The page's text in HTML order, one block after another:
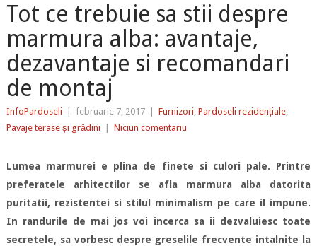
Tot ce trebuie sa stii despre
marmura alba: avantaje,
dezavantaje si recomandari
de montaj
InfoPardoseli februarie 7, 2017 Furnizori, Pardoseli rezidențiale,
Pavaje terase și grădini
Niciun comentariu
Lumea marmurei e plina de finete si culori pale. Printre
preferatele arhitectilor se afla marmura alba datorita
puritatii, rezistentei si stilul minimalism pe care il impune.
In randurile de mai jos voi incerca sa ii dezvaluiesc toate
secretele, sa vorbesc despre greselile frecvente intalnite la